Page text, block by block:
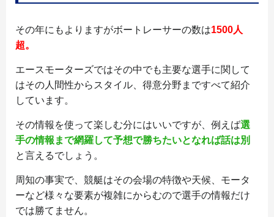
その年にもよりますがボートレーサーの数は1500人
超。
エースモーターズではその中でも主要な選手に関して
はその人間性からスタイル、得意分野まですべて紹介
しています。
その情報を使って楽しむ分にはいいですが、例えば選
手の情報まで網羅して予想で勝ちたいとなれば話は別
と言えるでしょう。
周知の事実で、競艇はその会場の特徴や天候、モータ
ーなど様々な要素が複雑にからむので選手の情報だけ
では勝てません。